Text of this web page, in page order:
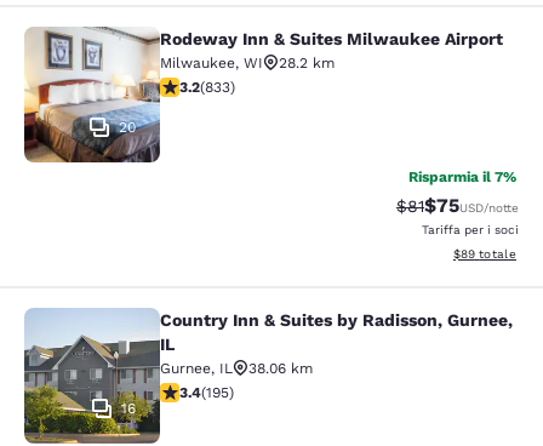
Rodeway Inn & Suites Milwaukee
20
Rodeway Inn & Suites Milwaukee Airport
Milwaukee, WI
28.2 km
Valutazione di 3.24 stelle. Buono. 833 recensioni
3.2(833)
Risparmia il 7%
Tariffa di
$81Tariffa
$75USD/notte
Tariffa per i soci
Visualizza i
$89 totale
Country Inn & Suites by Radisson,
16
Country Inn & Suites by Radisson, Gurnee,
IL
Gurnee, IL
38.06 km
Valutazione di 3.36 stelle. Buono. 195 recensioni
3.4(195)